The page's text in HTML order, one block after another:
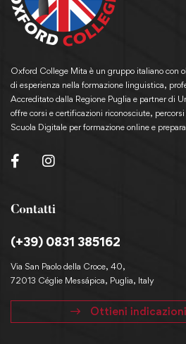
Oxford College Mita è un gruppo italiano con
di esperienza nella formazione linguistica,
Accreditato dalla Regione Puglia e partner di
offre corsi e certificazioni riconosciute,
Scuola Digitale per formazione online e
Contatti
(+39) 0831 385162
Via San Paolo della Croce, 40,
72013 Céglie Messápica, Puglia, Italy
Ottieni indicazioni